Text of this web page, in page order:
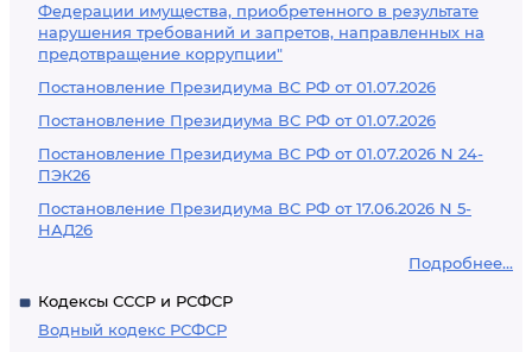
Федерации имущества, приобретенного в результате
нарушения требований и запретов, направленных на
предотвращение коррупции"
Постановление Президиума ВС РФ от 01.07.2026
Постановление Президиума ВС РФ от 01.07.2026
Постановление Президиума ВС РФ от 01.07.2026 N 24-
ПЭК26
Постановление Президиума ВС РФ от 17.06.2026 N 5-
НАД26
Подробнее...
Кодексы СССР и РСФСР
Водный кодекс РСФСР